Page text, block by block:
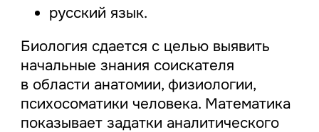
русский язык.
Биология сдается с целью выявить
начальные знания соискателя
в области анатомии, физиологии,
психосоматики человека. Математика
показывает задатки аналитического